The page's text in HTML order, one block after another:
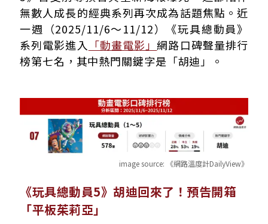
無數人成長的經典系列再次成為話題焦點。近
一週（2025/11/6～11/12）《玩具總動員》
系列電影進入 「動畫電影」網路口碑聲量排行
榜第七名，其中熱門關鍵字是「胡迪」。
image source: 《網路溫度計DailyView》
《玩具總動員5》胡迪回來了！預告開箱
「平板茱莉亞」